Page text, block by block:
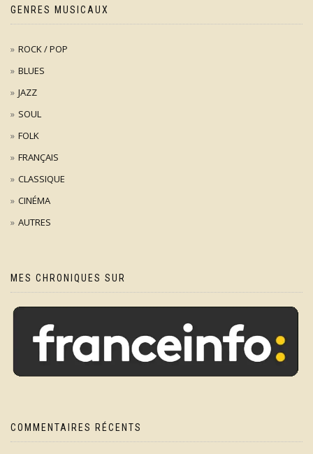
GENRES MUSICAUX
ROCK / POP
BLUES
JAZZ
SOUL
FOLK
FRANÇAIS
CLASSIQUE
CINÉMA
AUTRES
MES CHRONIQUES SUR
COMMENTAIRES RÉCENTS